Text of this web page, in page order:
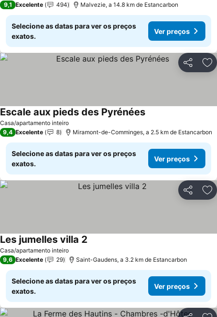
9,1 Excelente 494 Malvezie, a 14.8 km de Estancarbon
Selecione as datas para ver os preços
exatos.
Ver preços
Partilhar
Casa/apartamento inteiro
Escale aux pieds des Pyrénées
9,4 Excelente 8 Miramont-de-Comminges, a 2.5 km de Estancarbon
Selecione as datas para ver os preços
exatos.
Ver preços
Partilhar
Casa/apartamento inteiro
Les jumelles villa 2
9,6 Excelente 29 Saint-Gaudens, a 3.2 km de Estancarbon
Selecione as datas para ver os preços
exatos.
Ver preços